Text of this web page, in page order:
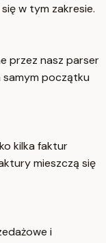
w tym zakresie.
przez nasz parser
początku
kilka faktur
mieszczą się
i